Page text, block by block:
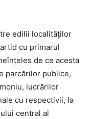
edilii localităților
cu primarul
de ce acesta
parcărilor publice,
lucrărilor
cu respectivii, la
central al